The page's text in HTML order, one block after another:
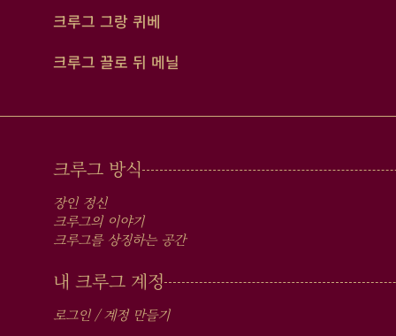
크루그 그랑 퀴베
크루그 끌로 뒤 메닐
MAIN
MEN
IN
FOOTER
크루그 방식
장인 정신
크루그의 이야기
크루그를 상징하는 공간
내 크루그 계정
로그인 / 계정 만들기